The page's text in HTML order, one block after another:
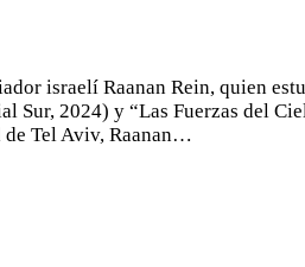
israelí Raanan Rein, quien
Sur, 2024) y “Las Fuerzas del
Tel Aviv, Raanan…